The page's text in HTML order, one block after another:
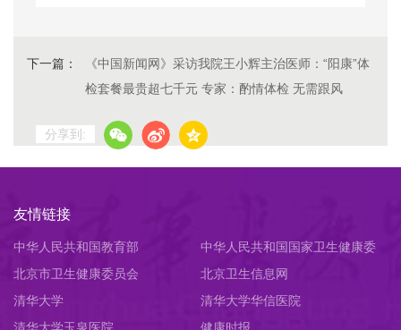
下一篇：
《中国新闻网》采访我院王小辉主治医师：“阳康”体
检套餐最贵超七千元 专家：酌情体检 无需跟风
分享到:
友情链接
中华人民共和国教育部
中华人民共和国国家卫生健康委
员会
北京市卫生健康委员会
北京卫生信息网
清华大学
清华大学华信医院